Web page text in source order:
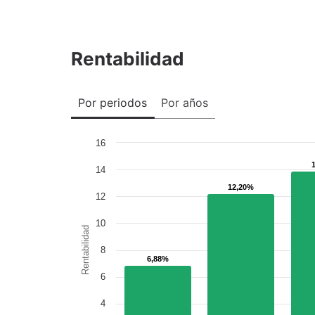
Rentabilidad
Por periodos Por años
Rentabilidad 6,88%
6,88%
12,20%
12,20%
4
6
8
10
12
14
16